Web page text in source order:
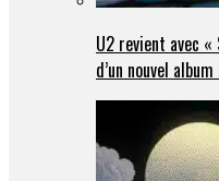
U2 revient avec
d’un nouvel